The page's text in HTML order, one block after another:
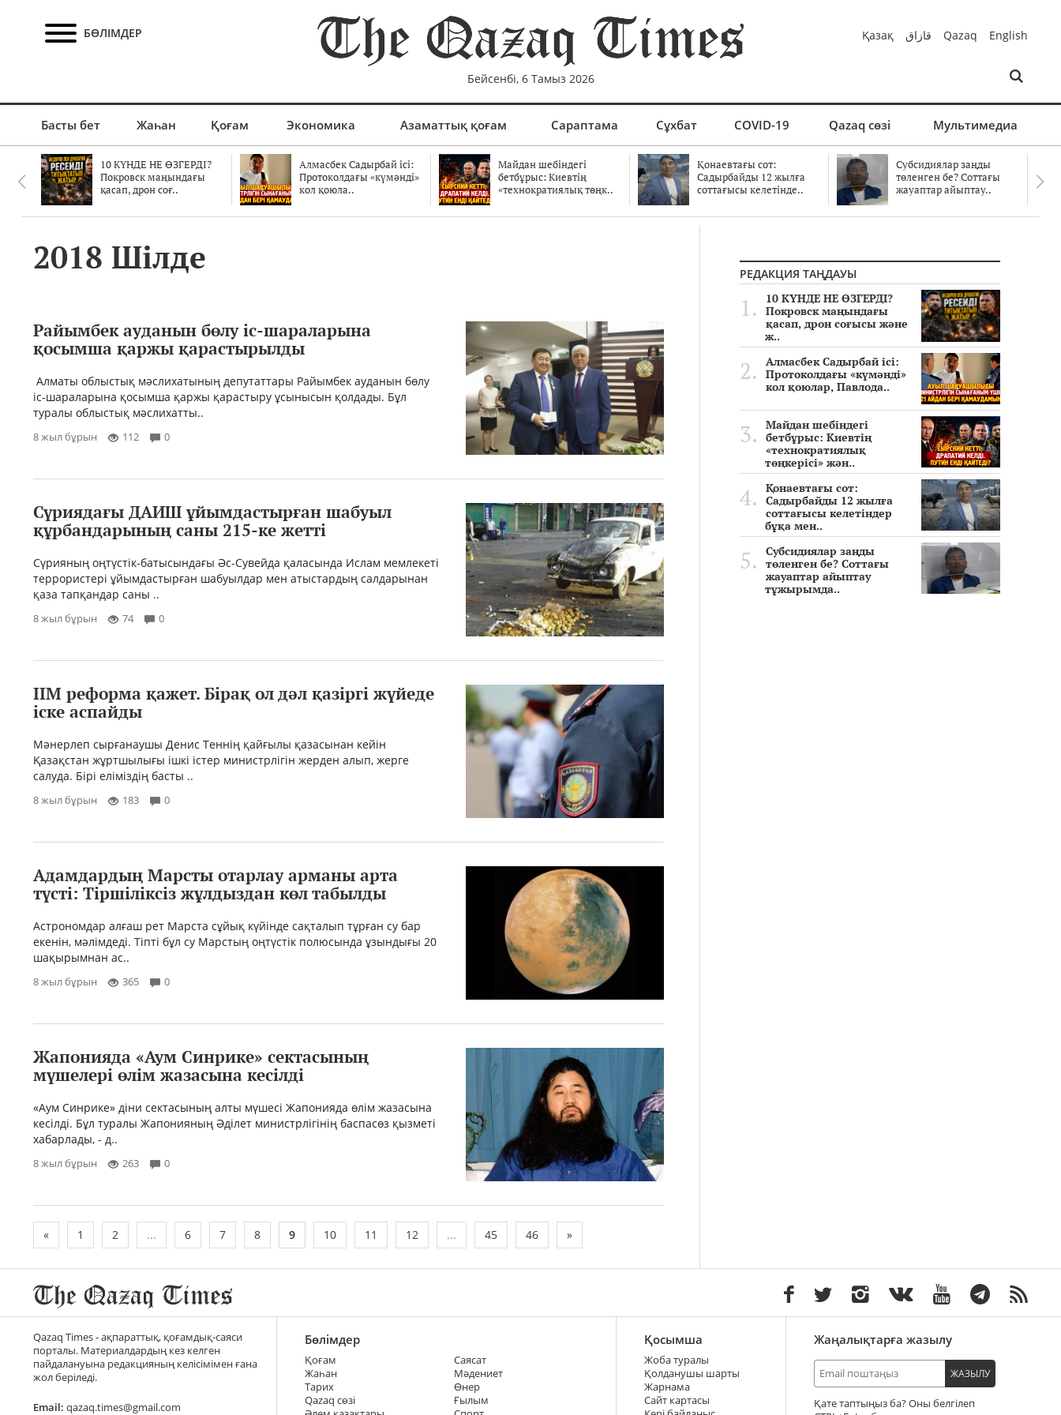
БӨЛІМДЕР
Бейсенбі, 6 Тамыз 2026
Қазақ قازاق Qazaq English
Басты бет Жаһан Қоғам Экономика Азаматтық қоғам Сараптама Сұхбат COVID-19 Qazaq сөзі Мультимедиа
10 КҮНДЕ НЕ ӨЗГЕРДІ?
Покровск маңындағы
қасап, дрон соғ..
Алмасбек Садырбай ісі:
Протоколдағы «күмәнді»
кол қоюла..
Майдан шебіндегі
бетбұрыс: Киевтің
«технократиялық төңк..
Қонаевтағы сот:
Садырбайды 12 жылға
соттағысы келетінде..
Субсидиялар заңды
төленген бе? Соттағы
жауаптар айыптау..
2018 Шілде
Райымбек ауданын бөлу іс-шараларына
қосымша қаржы қарастырылды
Алматы облыстық мәслихатының депутаттары Райымбек ауданын бөлу
іс-шараларына қосымша қаржы қарастыру ұсынысын қолдады. Бұл
туралы облыстық мәслихатты..
8 жыл бұрын 112 0
Сүриядағы ДАИШ ұйымдастырған шабуыл
құрбандарының саны 215-ке жетті
Сүрияның оңтүстік-батысындағы Әс-Сувейда қаласында Ислам мемлекеті
террористері ұйымдастырған шабуылдар мен атыстардың салдарынан
қаза тапқандар саны ..
8 жыл бұрын 74 0
ІІМ реформа қажет. Бірақ ол дәл қазіргі жүйеде
іске аспайды
Мәнерлеп сырғанаушы Денис Теннің қайғылы қазасынан кейін
Қазақстан жұртшылығы ішкі істер министрлігін жерден алып, жерге
салуда. Бірі еліміздің басты ..
8 жыл бұрын 183 0
Адамдардың Марсты отарлау арманы арта
түсті: Тіршіліксіз жұлдыздан көл табылды
Астрономдар алғаш рет Марста сұйық күйінде сақталып тұрған су бар
екенін, мәлімдеді. Тіпті бұл су Марстың оңтүстік полюсында ұзындығы 20
шақырымнан ас..
8 жыл бұрын 365 0
Жапонияда «Аум Синрике» сектасының
мүшелері өлім жазасына кесілді
«Аум Синрике» діни сектасының алты мүшесі Жапонияда өлім жазасына
кесілді. Бұл туралы Жапонияның Әділет министрлігінің баспасөз қызметі
хабарлады, - д..
8 жыл бұрын 263 0
« 1 2 ... 6 7 8 9 10 11 12 ... 45 46 »
РЕДАКЦИЯ ТАҢДАУЫ
10 КҮНДЕ НЕ ӨЗГЕРДІ?
Покровск маңындағы
қасап, дрон соғысы және
ж..
Алмасбек Садырбай ісі:
Протоколдағы «күмәнді»
кол қоюлар, Павлода..
Майдан шебіндегі
бетбұрыс: Киевтің
«технократиялық
төңкерісі» жән..
Қонаевтағы сот:
Садырбайды 12 жылға
соттағысы келетіндер
бұқа мен..
Субсидиялар заңды
төленген бе? Соттағы
жауаптар айыптау
тұжырымда..
Qazaq Times - ақпараттық, қоғамдық-саяси
порталы. Материалдардың кез келген
пайдалануына редакцияның келісімімен ғана
жол беріледі.
Email: qazaq.times@gmail.com
Бөлімдер
Қоғам
Жаһан
Тарих
Qazaq сөзі
Саясат
Мәдениет
Өнер
Ғылым
Қосымша
Жоба туралы
Қолданушы шарты
Жарнама
Сайт картасы
Жаңалықтарға жазылу
ЖАЗЫЛУ
Қате таптыңыз ба? Оны белгілеп